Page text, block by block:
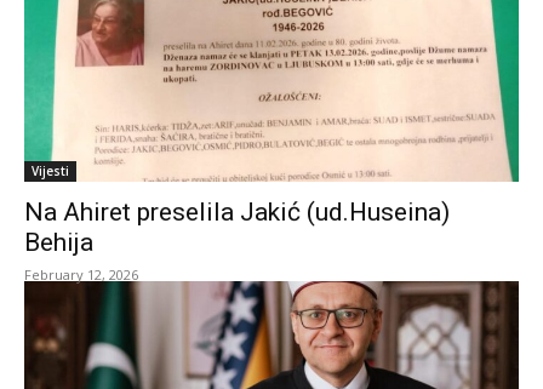
Vijesti
Na Ahiret preselila Jakić (ud.Huseina)
Behija
February 12, 2026